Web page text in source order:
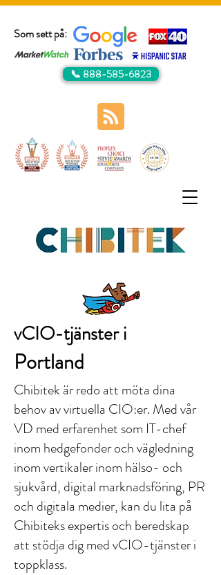
Som sett på:
📞 888-585-6823
vCIO-tjänster i
Portland
Chibitek är redo att möta dina
behov av virtuella CIO:er. Med vår
VD med erfarenhet som IT-chef
inom hedgefonder och vägledning
inom vertikaler inom hälso- och
sjukvård, digital marknadsföring, PR
och digitala medier, kan du lita på
Chibiteks expertis och beredskap
att stödja dig med vCIO-tjänster i
toppklass.